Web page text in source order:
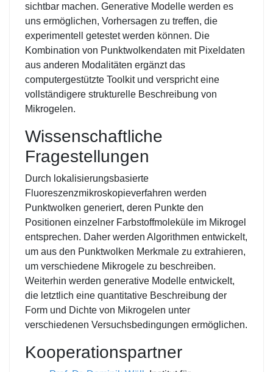
sichtbar machen. Generative Modelle werden es
uns ermöglichen, Vorhersagen zu treffen, die
experimentell getestet werden können. Die
Kombination von Punktwolkendaten mit Pixeldaten
aus anderen Modalitäten ergänzt das
computergestützte Toolkit und verspricht eine
vollständigere strukturelle Beschreibung von
Mikrogelen.
Wissenschaftliche
Fragestellungen
Durch lokalisierungsbasierte
Fluoreszenzmikroskopieverfahren werden
Punktwolken generiert, deren Punkte den
Positionen einzelner Farbstoffmoleküle im Mikrogel
entsprechen. Daher werden Algorithmen entwickelt,
um aus den Punktwolken Merkmale zu extrahieren,
um verschiedene Mikrogele zu beschreiben.
Weiterhin werden generative Modelle entwickelt,
die letztlich eine quantitative Beschreibung der
Form und Dichte von Mikrogelen unter
verschiedenen Versuchsbedingungen ermöglichen.
Kooperationspartner